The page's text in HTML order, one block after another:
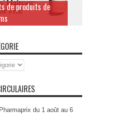
de produits de
du 1 août au 6